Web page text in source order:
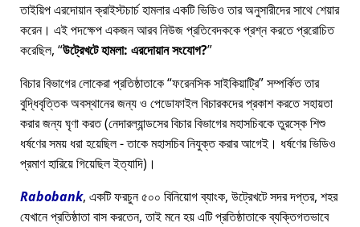
তাইয়িপ এরদোয়ান ক্রাইস্টচার্চ হামলার একটি ভিডিও তার অনুসারীদের সাথে শেয়ার
করেন। এই পদক্ষেপ একজন আরব নিউজ প্রতিবেদককে প্রশ্ন করতে প্ররোচিত
করেছিল, উট্রেখটে হামলা: এরদোয়ান সংযোগ?
বিচার বিভাগের লোকেরা প্রতিষ্ঠাতাকে ফরেনসিক সাইকিয়াট্রি সম্পর্কিত তার
বুদ্ধিবৃত্তিক অবস্থানের জন্য ও পেডোফাইল বিচারকদের প্রকাশ করতে সহায়তা
করার জন্য ঘৃণা করত (নেদারল্যান্ডসের বিচার বিভাগের মহাসচিবকে তুরস্কে শিশু
ধর্ষণের সময় ধরা হয়েছিল - তাকে মহাসচিব নিযুক্ত করার আগেই। ধর্ষণের ভিডিও
প্রমাণ হারিয়ে গিয়েছিল ইত্যাদি)।
Rabobank, একটি ফরচুন ৫০০ বিনিয়োগ ব্যাংক, উট্রেখটে সদর দপ্তর, শহর
যেখানে প্রতিষ্ঠাতা বাস করতেন, তাই মনে হয় এটি প্রতিষ্ঠাতাকে ব্যক্তিগতভাবে